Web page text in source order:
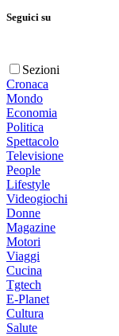
Seguici su
Sezioni
Cronaca
Mondo
Economia
Politica
Spettacolo
Televisione
People
Lifestyle
Videogiochi
Donne
Magazine
Motori
Viaggi
Cucina
Tgtech
E-Planet
Cultura
Salute